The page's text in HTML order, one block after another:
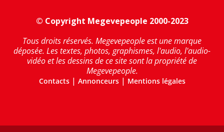
© Copyright Megevepeople 2000-2023
Tous droits réservés. Megevepeople est une marque
déposée. Les textes, photos, graphismes, l'audio, l'audio-
vidéo et les dessins de ce site sont la propriété de
Megevepeople.
Contacts| Annonceurs| Mentions légales